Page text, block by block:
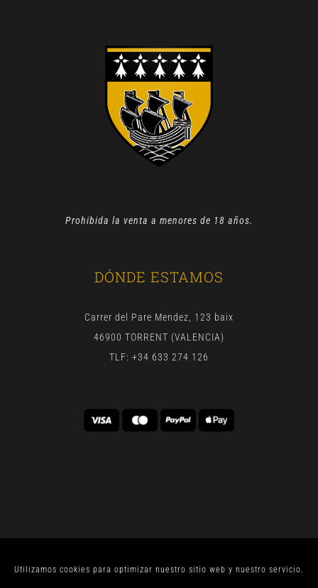
Utilizamos cookies para optimizar nuestro sitio web y nuestro servicio.
Prohibida la venta a menores de 18 años.
DÓNDE ESTAMOS
Carrer del Pare Mendez, 123 baix
46900 TORRENT (VALENCIA)
TLF: +34 633 274 126